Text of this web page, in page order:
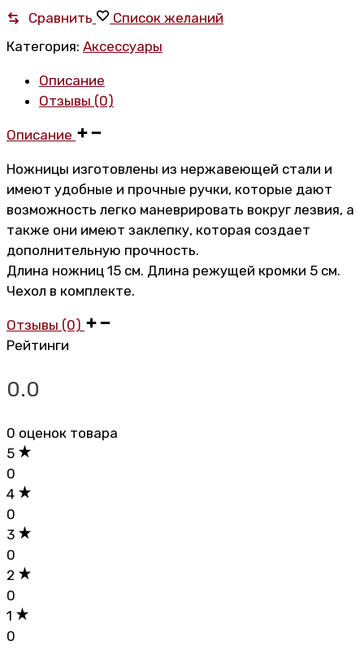
хоккейной
ленты
TSP
SCISSORS
количество
Сравнить
Список желаний
Категория: Аксессуары
Описание
Отзывы (0)
Описание
Ножницы изготовлены из нержавеющей стали и
имеют удобные и прочные ручки, которые дают
возможность легко маневрировать вокруг лезвия, а
также они имеют заклепку, которая создает
дополнительную прочность.
Длина ножниц 15 см. Длина режущей кромки 5 см.
Чехол в комплекте.
Отзывы (0)
Рейтинги
0.0
0 оценок товара
5
0
4
0
3
0
2
0
1
0